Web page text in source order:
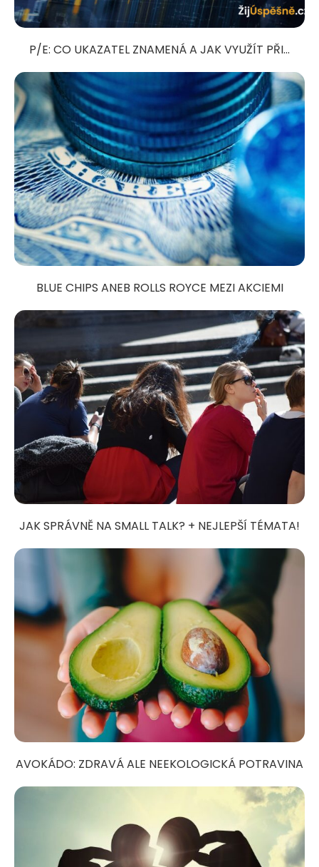
P/E: CO UKAZATEL ZNAMENÁ A JAK VYUŽÍT PŘI...
BLUE CHIPS ANEB ROLLS ROYCE MEZI AKCIEMI
JAK SPRÁVNĚ NA SMALL TALK? + NEJLEPŠÍ TÉMATA!
AVOKÁDO: ZDRAVÁ ALE NEEKOLOGICKÁ POTRAVINA